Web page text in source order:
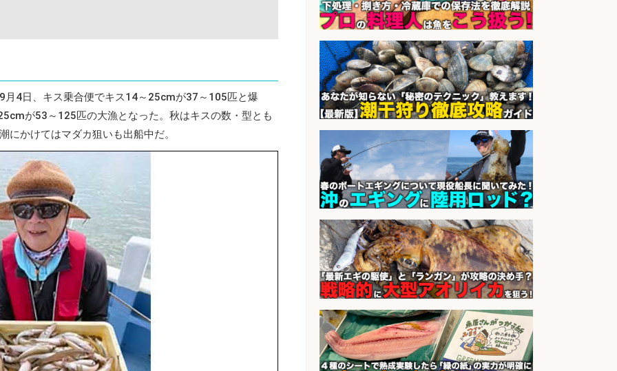
月4日、キス乗合便でキス14～25cmが37～105匹と爆
が53～125匹の大漁となった。秋はキスの数・型とも
にかけてはマダカ狙いも出船中だ。